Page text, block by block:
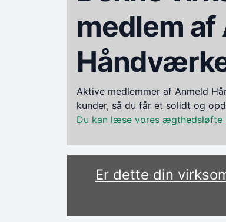
medlem af
Aktive medlemmer af Anmeld
kunder, så du får et solidt og
Du kan læse vores ægthedsløfte
Er dette din